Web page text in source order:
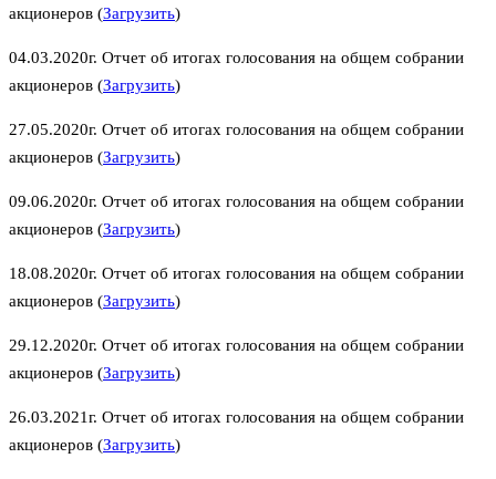
акционеров (Загрузить)
04.03.2020г. Отчет об итогах голосования на общем собрании
акционеров (Загрузить)
27.05.2020г. Отчет об итогах голосования на общем собрании
акционеров (Загрузить)
09.06.2020г. Отчет об итогах голосования на общем собрании
акционеров (Загрузить)
18.08.2020г. Отчет об итогах голосования на общем собрании
акционеров (Загрузить)
29.12.2020г. Отчет об итогах голосования на общем собрании
акционеров (Загрузить)
26.03.2021г. Отчет об итогах голосования на общем собрании
акционеров (Загрузить)